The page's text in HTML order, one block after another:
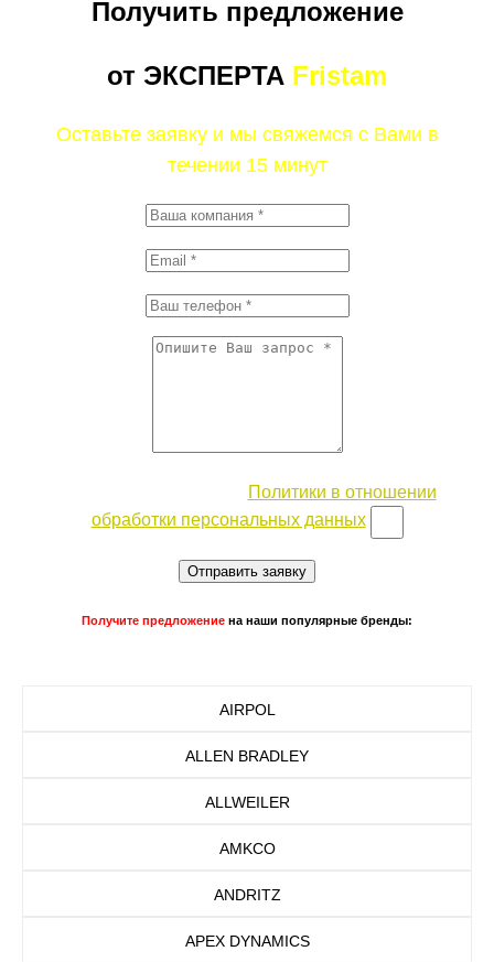
Получить предложение
от ЭКСПЕРТА Fristam
Оставьте заявку и мы свяжемся с Вами в
течении 15 минут
Политики в отношении
обработки персональных данных
Отправить заявку
Получите предложение на наши популярные бренды:
AIRPOL
ALLEN BRADLEY
ALLWEILER
AMKCO
ANDRITZ
APEX DYNAMICS